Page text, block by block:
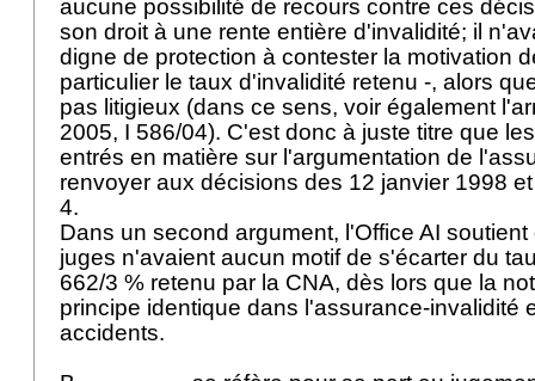
aucune possibilité de recours contre ces
son droit à une rente entière d'invalidité; il
digne de protection à contester la motivation
particulier le taux d'invalidité retenu -, alors
pas litigieux (dans ce sens, voir également
2005, I 586/04). C'est donc à juste titre que
entrés en matière sur l'argumentation de
renvoyer aux décisions des 12 janvier 1998
4.
Dans un second argument, l'Office AI
juges n'avaient aucun motif de s'écarter du
662/3 % retenu par la CNA, dès lors que la
principe identique dans l'assurance-invalidité
accidents.